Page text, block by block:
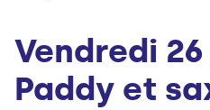
Vendredi
Paddy et